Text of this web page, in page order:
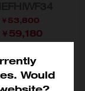
Would
￥53,800
￥59,180
M18